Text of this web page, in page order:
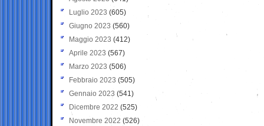
Luglio 2023 (605)
Giugno 2023 (560)
Maggio 2023 (412)
Aprile 2023 (567)
Marzo 2023 (506)
Febbraio 2023 (505)
Gennaio 2023 (541)
Dicembre 2022 (525)
Novembre 2022 (526)